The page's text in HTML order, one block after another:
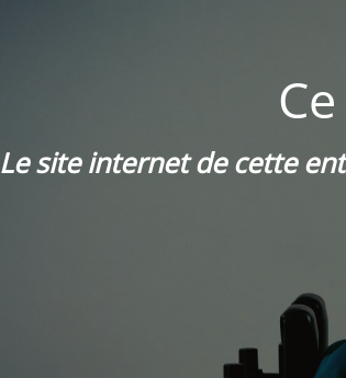
Le site internet de cette